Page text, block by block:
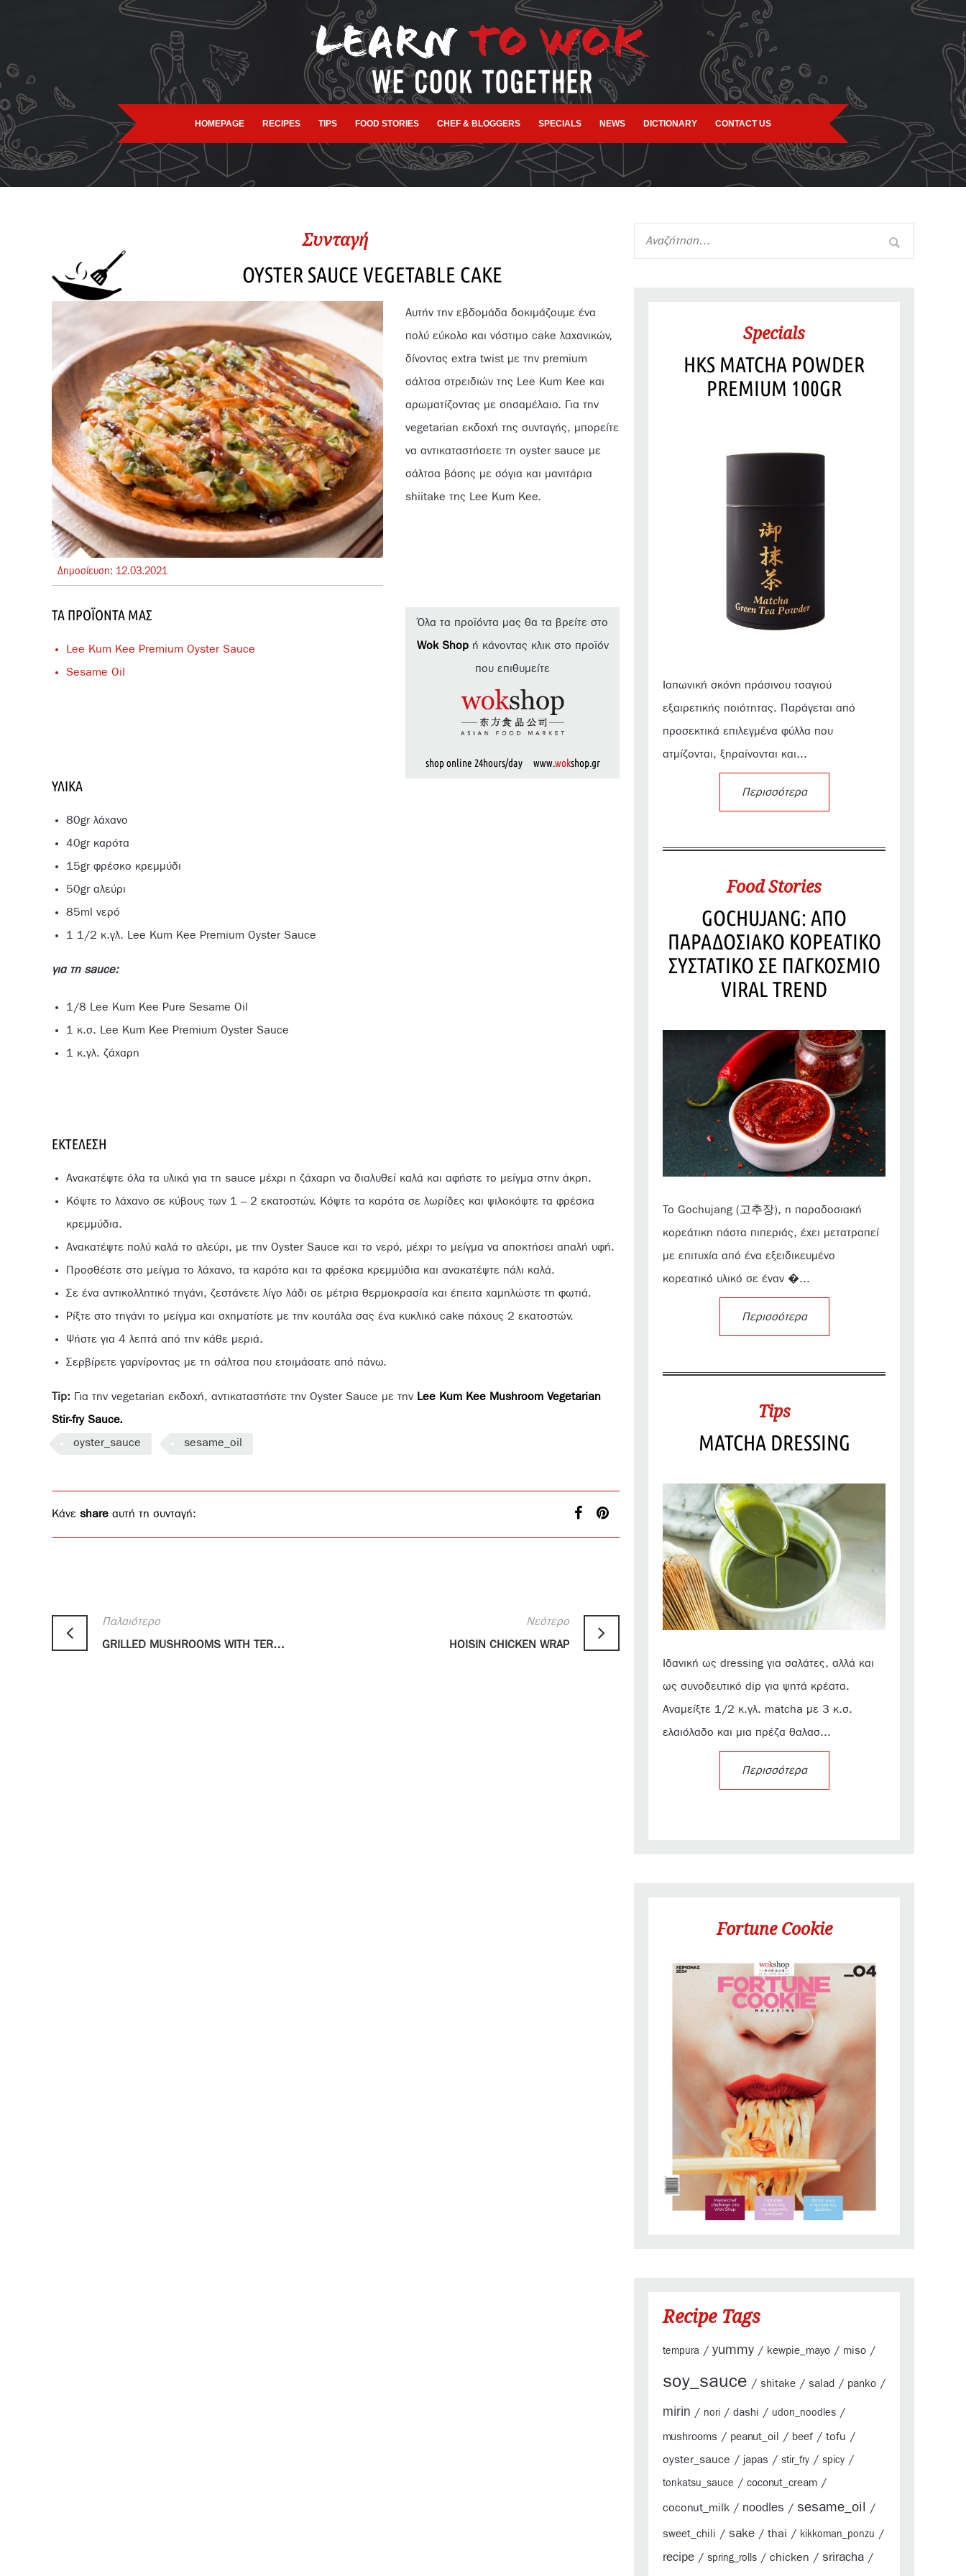
HOMEPAGE RECIPES TIPS FOOD STORIES CHEF & BLOGGERS SPECIALS NEWS DICTIONARY CONTACT US
Συνταγή
OYSTER SAUCE VEGETABLE CAKE
Δημοσίευση: 12.03.2021
Αυτήν την εβδομάδα δοκιμάζουμε ένα
πολύ εύκολο και νόστιμο cake λαχανικών,
δίνοντας extra twist με την premium
σάλτσα στρειδιών της Lee Kum Kee και
αρωματίζοντας με σησαμέλαιο. Για την
vegetarian εκδοχή της συνταγής, μπορείτε
να αντικαταστήσετε τη oyster sauce με
σάλτσα βάσης με σόγια και μανιτάρια
shiitake της Lee Kum Kee.
ΤΑ ΠΡΟΪΌΝΤΑ ΜΑΣ
Lee Kum Kee Premium Oyster Sauce
Sesame Oil
Όλα τα προϊόντα μας θα τα βρείτε στο
Wok Shopή κάνοντας κλικ στο προϊόν
που επιθυμείτε
shop online 24hours/day www.wokshop.gr
ΥΛΙΚΆ
80gr λάχανο
40gr καρότα
15gr φρέσκο κρεμμύδι
50gr αλεύρι
85ml νερό
1 1/2 κ.γλ. Lee Kum Kee Premium Oyster Sauce
για τη sauce:
1/8 Lee Kum Kee Pure Sesame Oil
1 κ.σ. Lee Kum Kee Premium Oyster Sauce
1 κ.γλ. ζάχαρη
ΕΚΤΈΛΕΣΗ
Ανακατέψτε όλα τα υλικά για τη sauce μέχρι η ζάχαρη να διαλυθεί καλά και αφήστε το μείγμα στην άκρη.
Κόψτε το λάχανο σε κύβους των 1 – 2 εκατοστών. Κόψτε τα καρότα σε λωρίδες και ψιλοκόψτε τα φρέσκα
κρεμμύδια.
Ανακατέψτε πολύ καλά το αλεύρι, με την Oyster Sauce και το νερό, μέχρι το μείγμα να αποκτήσει απαλή υφή.
Προσθέστε στο μείγμα το λάχανο, τα καρότα και τα φρέσκα κρεμμύδια και ανακατέψτε πάλι καλά.
Σε ένα αντικολλητικό τηγάνι, ζεστάνετε λίγο λάδι σε μέτρια θερμοκρασία και έπειτα χαμηλώστε τη φωτιά.
Ρίξτε στο τηγάνι το μείγμα και σχηματίστε με την κουτάλα σας ένα κυκλικό cake πάχους 2 εκατοστών.
Ψήστε για 4 λεπτά από την κάθε μεριά.
Σερβίρετε γαρνίροντας με τη σάλτσα που ετοιμάσατε από πάνω.
Tip: Για την vegetarian εκδοχή, αντικαταστήστε την Oyster Sauce με την Lee Kum Kee Mushroom Vegetarian
Stir-fry Sauce.
oyster_sauce
sesame_oil
Κάνε share αυτή τη συνταγή:
Παλαιότερο
GRILLED MUSHROOMS WITH TERIYAKI GLAZE
Νεότερο
HOISIN CHICKEN WRAP
Specials
HKS MATCHA POWDER
PREMIUM 100GR
Ιαπωνική σκόνη πράσινου τσαγιού
εξαιρετικής ποιότητας. Παράγεται από
προσεκτικά επιλεγμένα φύλλα που
ατμίζονται, ξηραίνονται και...
Περισσότερα
Food Stories
GOCHUJANG: ΑΠΟ
ΠΑΡΑΔΟΣΙΑΚΟ ΚΟΡΕΑΤΙΚΟ
ΣΥΣΤΑΤΙΚΟ ΣΕ ΠΑΓΚΟΣΜΙΟ
VIRAL TREND
Το Gochujang (고추장), η παραδοσιακή
κορεάτικη πάστα πιπεριάς, έχει μετατραπεί
με επιτυχία από ένα εξειδικευμένο
κορεατικό υλικό σε έναν �...
Περισσότερα
Tips
MATCHA DRESSING
Ιδανική ως dressing για σαλάτες, αλλά και
ως συνοδευτικό dip για ψητά κρέατα.
Αναμείξτε 1/2 κ.γλ. matcha με 3 κ.σ.
ελαιόλαδο και μια πρέζα θαλασ...
Περισσότερα
Fortune Cookie
Recipe Tags
tempura / yummy / kewpie_mayo / miso /
soy_sauce / shitake / salad / panko /
mirin / nori / dashi / udon_noodles /
mushrooms / peanut_oil / beef / tofu /
oyster_sauce / japas / stir_fry / spicy /
tonkatsu_sauce / coconut_cream /
coconut_milk / noodles / sesame_oil /
sweet_chili / sake / thai / kikkoman_ponzu /
recipe / spring_rolls / chicken / sriracha /